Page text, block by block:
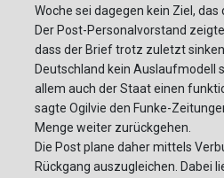
Woche sei dagegen kein Ziel,
Der Post-Personalvorstand
dass der Brief trotz zuletzt
Deutschland kein Auslaufmodell
allem auch der Staat einen
sagte Ogilvie den Funke-
Menge weiter zurückgehen.
Die Post plane daher mittels
Rückgang auszugleichen. Dabei